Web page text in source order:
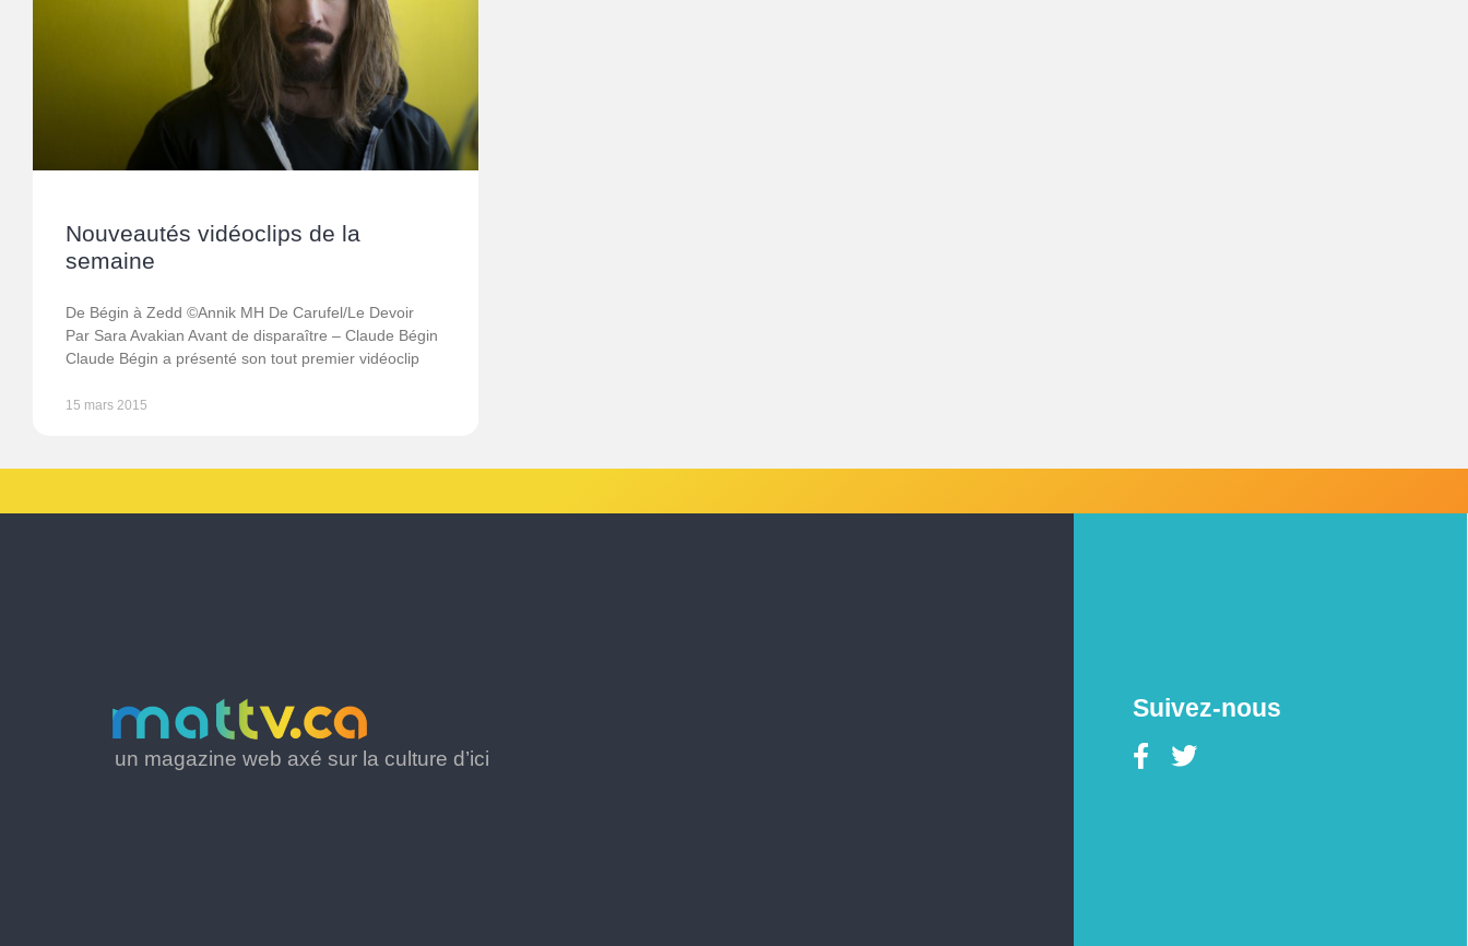
Nouveautés vidéoclips de la
semaine
De Bégin à Zedd ©Annik MH De Carufel/Le Devoir
Par Sara Avakian Avant de disparaître – Claude Bégin
Claude Bégin a présenté son tout premier vidéoclip
15 mars 2015
un magazine web axé sur la culture d’ici
Suivez-nous